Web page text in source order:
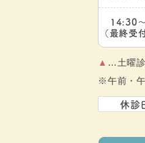
14:30
（最終受
▲ …土曜
※午前・
休診